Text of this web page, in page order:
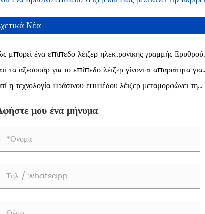
Νέα
μπορεί ένα επίπεδο λέιζερ ηλεκτρονικής γραμμής Ερυθρού
να βελτιώσει την ακρίβεια και την αποτελεσματικότητα σε
κατασκευαστικά έργα
τα αξεσουάρ για το επίπεδο λέιζερ γίνονται απαραίτητα για
εργασία;
η τεχνολογία πράσινου επιπέδου λέιζερ μεταμορφώνει τη
μου ένα μήνυμα